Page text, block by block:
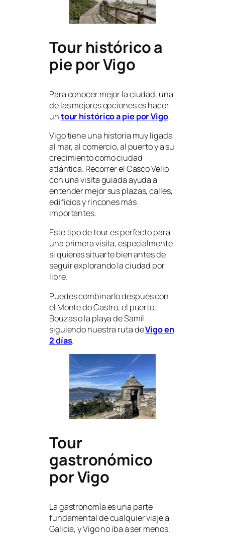
Tour histórico a
pie por Vigo
Para conocer mejor la ciudad, una
de las mejores opciones es hacer
untour histórico a pie por Vigo.
Vigo tiene una historia muy ligada
al mar, al comercio, al puerto y a su
crecimiento como ciudad
atlántica. Recorrer el Casco Vello
con una visita guiada ayuda a
entender mejor sus plazas, calles,
edificios y rincones más
importantes.
Este tipo de tour es perfecto para
una primera visita, especialmente
si quieres situarte bien antes de
seguir explorando la ciudad por
libre.
Puedes combinarlo después con
el Monte do Castro, el puerto,
Bouzas o la playa de Samil
siguiendo nuestra ruta deVigo en
2 días.
Tour
gastronómico
por Vigo
La gastronomía es una parte
fundamental de cualquier viaje a
Galicia, y Vigo no iba a ser menos.